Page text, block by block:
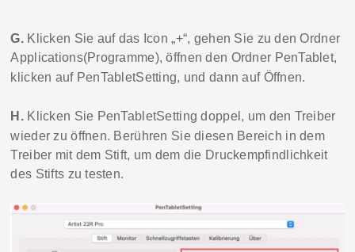
G. Klicken Sie auf das Icon „+“, gehen Sie zu den Ordner
Applications(Programme), öffnen den Ordner PenTablet,
klicken auf PenTabletSetting, und dannauf Öffnen.
H. Klicken Sie PenTabletSetting doppel, um den Treiber
wieder zu öffnen. Berühren Sie diesen Bereich in dem
Treiber mit dem Stift, um dem die Druckempfindlichkeit
des Stifts zu testen.